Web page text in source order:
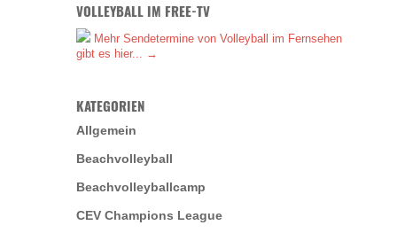
VOLLEYBALL IM FREE-TV
Mehr Sendetermine von Volleyball im Fernsehen
gibt es hier... →
KATEGORIEN
Allgemein
Beachvolleyball
Beachvolleyballcamp
CEV Champions League